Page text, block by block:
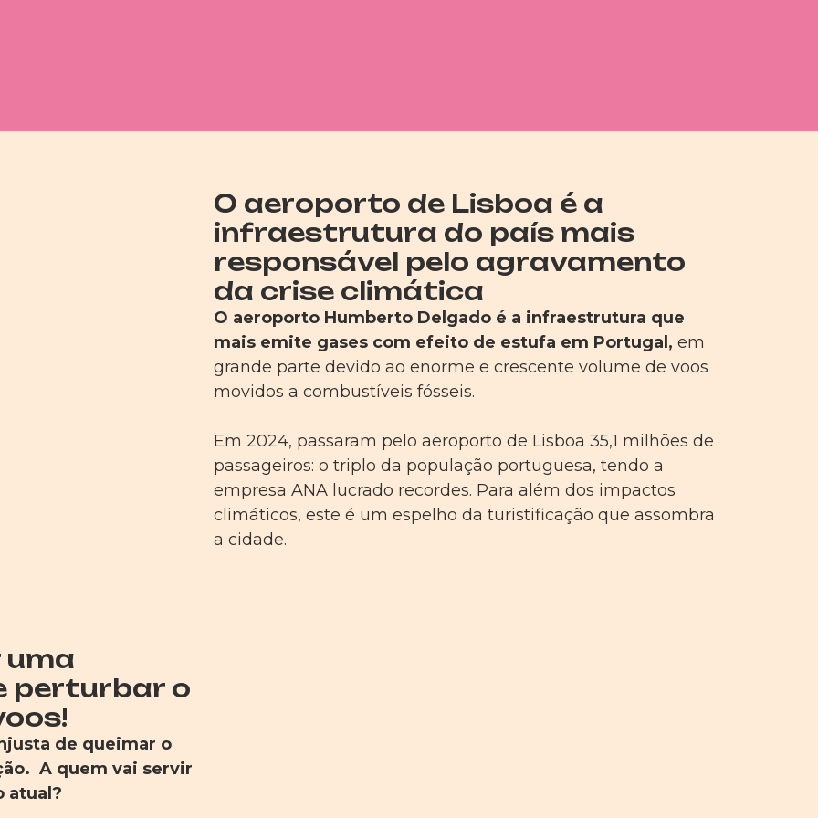
O aeroporto de Lisboa é a
infraestrutura do país mais
responsável pelo agravamento
da crise climática
O aeroporto Humberto Delgado é a infraestrutura que
mais emite gases com efeito de estufa em Portugal, em
grande parte devido ao enorme e crescente volume de voos
movidos a combustíveis fósseis.
Em 2024, passaram pelo aeroporto de Lisboa 35,1 milhões de
passageiros: o triplo da população portuguesa, tendo a
empresa ANA lucrado recordes. Para além dos impactos
climáticos, este é um espelho da turistificação que assombra
a cidade.
uma
perturbar o
de queimar o
A quem vai servir
atual?